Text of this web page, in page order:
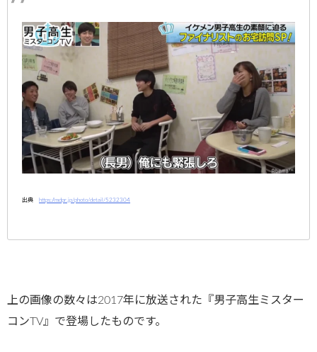
出典 https://mdpr.jp/photo/detail/5232304
上の画像の数々は2017年に放送された『男子高生ミスター
コンTV』で登場したものです。